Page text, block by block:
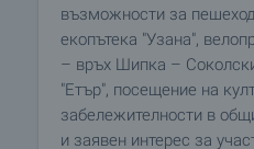
възможности за
екопътека "Узана",
– връх Шипка –
"Етър", посещение на
забележителности в
и заявен интерес за